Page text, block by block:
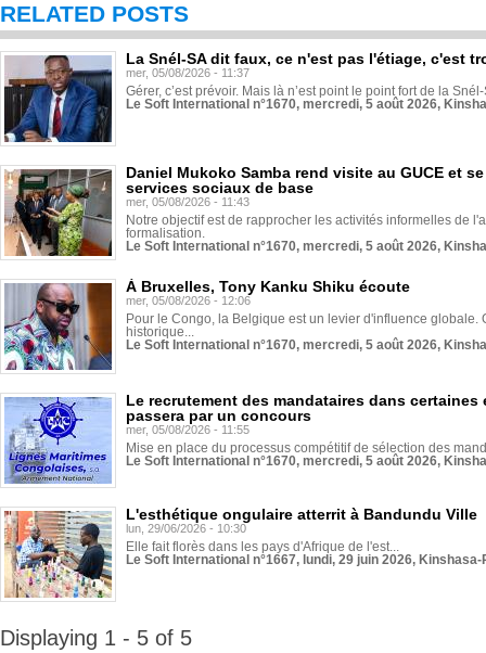
RELATED POSTS
La Snél-SA dit faux, ce n'est pas l'étiage, c'est
mer, 05/08/2026 - 11:37
Gérer, c’est prévoir. Mais là n’est point le point fort de la
Le Soft International n°1670, mercredi, 5 août 2026,
Daniel Mukoko Samba rend visite au GUCE et
services sociaux de base
mer, 05/08/2026 - 11:43
Notre objectif est de rapprocher les activités informelles de
formalisation.
Le Soft International n°1670, mercredi, 5 août 2026,
À Bruxelles, Tony Kanku Shiku écoute
mer, 05/08/2026 - 12:06
Pour le Congo, la Belgique est un levier d'influence globale.
historique...
Le Soft International n°1670, mercredi, 5 août 2026,
Le recrutement des mandataires dans
passera par un concours
mer, 05/08/2026 - 11:55
Mise en place du processus compétitif de sélection des
Le Soft International n°1670, mercredi, 5 août 2026,
L'esthétique ongulaire atterrit à Bandundu Ville
lun, 29/06/2026 - 10:30
Elle fait florès dans les pays d'Afrique de l'est...
Le Soft International n°1667, lundi, 29 juin 2026,
Displaying 1 - 5 of 5